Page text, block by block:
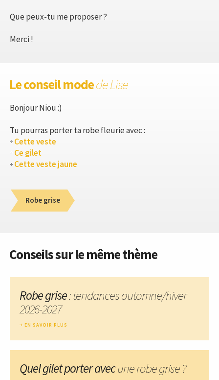
Que peux-tu me proposer ?
Merci !
Le conseil modede Lise
Bonjour Niou :)
Tu pourras porter ta robe fleurie avec :
Cette veste
Ce gilet
Cette veste jaune
Robe grise
Conseils sur le même thème
Robe grise: tendances automne/hiver
2026-2027
EN SAVOIR PLUS
Quel gilet porter avecune robe grise ?